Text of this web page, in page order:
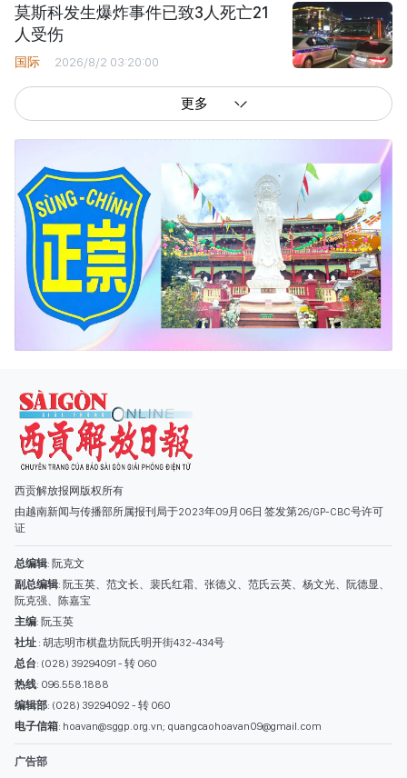
莫斯科发生爆炸事件已致3人死亡21
人受伤
国际 2026/8/2 03:20:00
更多
西贡解放报网版权所有
由越南新闻与传播部所属报刊局于2023年09月06日 签发第26/GP-CBC号许可
副总编辑: 阮玉英、范文长、裴氏红霜、张德义、范氏云英、杨文光、阮德显、
阮克强、陈嘉宝
主编: 阮玉英
社址: 胡志明市棋盘坊阮氏明开街432-434号
总台: (028) 39294091 - 转 060
热线: 096.558.1888
编辑部: (028) 39294092 - 转 060
电子信箱
广告部
(028) 38334185
quangcaohoavan09@gmail.com;
类别